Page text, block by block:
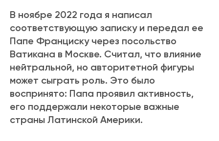
В ноябре 2022 года я написал
соответствующую записку и передал ее
Папе Франциску через посольство
Ватикана в Москве. Считал, что влияние
нейтральной, но авторитетной фигуры
может сыграть роль. Это было
воспринято: Папа проявил активность,
его поддержали некоторые важные
страны Латинской Америки.